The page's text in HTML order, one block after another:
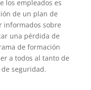
los empleados es
de un plan de
informados sobre
una pérdida de
de formación
a todos al tanto de
seguridad.